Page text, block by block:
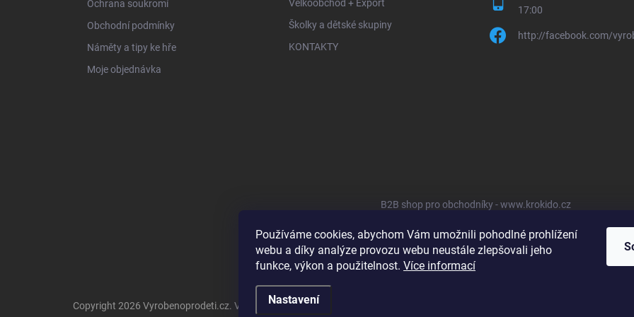
Používáme cookies, abychom Vám umožnili pohodlné prohlížení
webu a díky analýze provozu webu neustále zlepšovali jeho
funkce, výkon a použitelnost. Více informací
Nastavení
Ochrana soukromí
Obchodní podmínky
Náměty a tipy ke hře
Moje objednávka
Velkoobchod + Export
Školky a dětské skupiny
KONTAKTY
17:00
http://facebook.com/
B2B shop pro obchodníky - www.krokido.cz
Copyright 2026 Vyrobenoprodeti.cz. Všechna práva vyhrazena.